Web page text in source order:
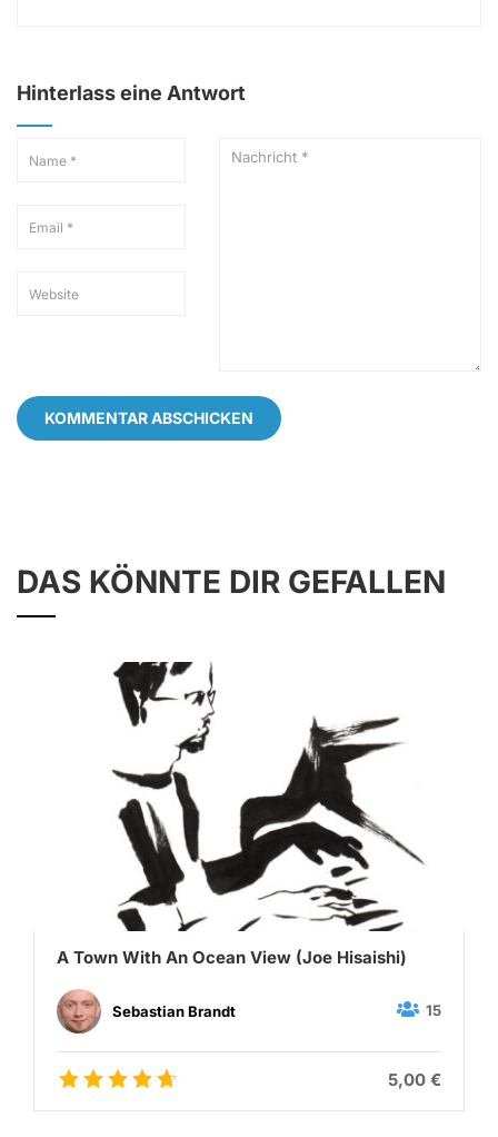
Hinterlass eine Antwort
DAS KÖNNTE DIR GEFALLEN
A Town With An Ocean View (Joe Hisaishi)
Sebastian Brandt 15
5,00 €